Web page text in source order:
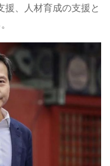
援、人材育成の支援と